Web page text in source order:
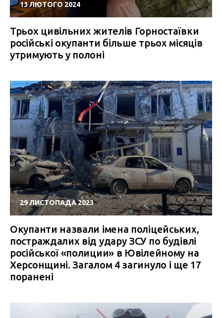
13 ЛЮТОГО 2024
Трьох цивільних жителів Горностаївки
російські окупанти більше трьох місяців
утримують у полоні
29 ЛИСТОПАДА 2023
Окупанти назвали імена поліцейських,
постраждалих від удару ЗСУ по будівлі
російської «полиции» в Ювілейному на
Херсонщині. Загалом 4 загинуло і ще 17
поранені